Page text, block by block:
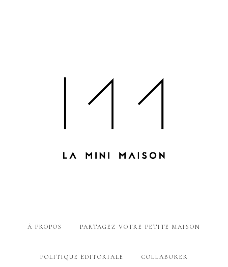
À PROPOS PARTAGEZ VOTRE PETITE MAISON
POLITIQUE ÉDITORIALE COLLABORER